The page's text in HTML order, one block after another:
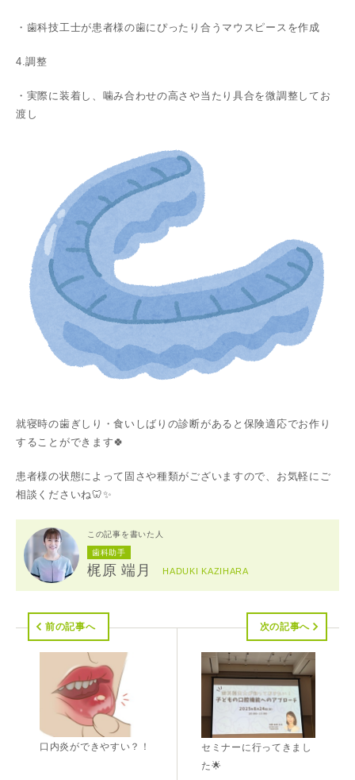
・歯科技工士が患者様の歯にぴったり合うマウスピースを作成
4.調整
・実際に装着し、噛み合わせの高さや当たり具合を微調整してお
渡し
就寝時の歯ぎしり・食いしばりの診断があると保険適応でお作り
することができます🍀
患者様の状態によって固さや種類がございますので、お気軽にご
相談くださいね🦷✨
この記事を書いた人
歯科助手
梶原 端月 HADUKI KAZIHARA
前の記事へ
口内炎ができやすい？！
次の記事へ
セミナーに行ってきまし
た🌟